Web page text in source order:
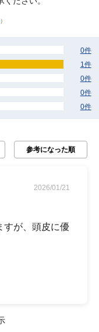
）
0件
1件
0件
0件
0件
参考になった順
2026/01/21
すが、頭皮に優